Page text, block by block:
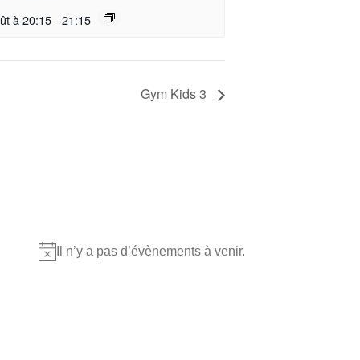
à 20:15- 21:15
Gym Kids 3
Notice
Il n’y a pas d’évènements à venir.